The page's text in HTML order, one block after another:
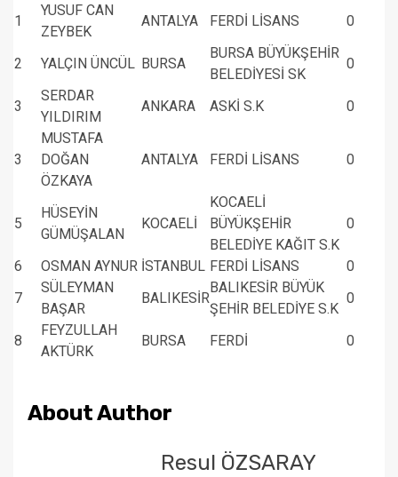
1
YUSUF CAN
ZEYBEK
ANTALYA FERDİ LİSANS 0
2 YALÇIN ÜNCÜL BURSA
BURSA BÜYÜKŞEHİR
BELEDİYESİ SK
0
3
SERDAR
YILDIRIM
ANKARA ASKİ S.K 0
3
MUSTAFA
DOĞAN
ÖZKAYA
ANTALYA FERDİ LİSANS 0
5
HÜSEYİN
GÜMÜŞALAN
KOCAELİ
KOCAELİ
BÜYÜKŞEHİR
BELEDİYE KAĞIT S.K
0
6 OSMAN AYNUR İSTANBUL FERDİ LİSANS
0
7
SÜLEYMAN
BAŞAR
BALIKESİR
BALIKESİR BÜYÜK
ŞEHİR BELEDİYE S.K
0
8
FEYZULLAH
AKTÜRK
BURSA FERDİ 0
About Author
Resul ÖZSARAY